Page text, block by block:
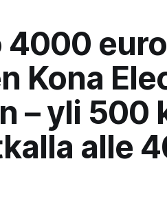
4000
Kona
– yli 500
alle